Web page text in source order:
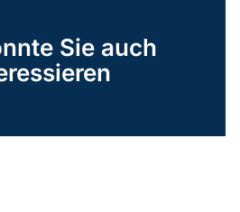
Sie auch